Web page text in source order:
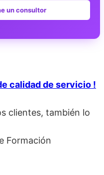
un consultor
calidad de servicio !
clientes, también lo
Formación